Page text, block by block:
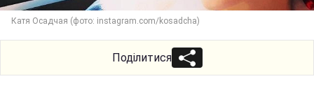
Катя Осадчая (фото: instagram.com/kosadcha)
Поділитися